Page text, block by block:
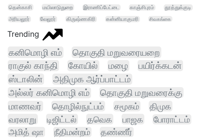
தென்காசி
மயிலாடுதுறை இராணிப்பேட்டை காஞ்சிபுரம்
தூத்துக்குடி
அரியலூர்
வேலூர் கிருஷ்ணகிரி கன்னியாகுமரி சிவகங்கை
Trending
கனிமொழி எம் தொகுதி மறுவரையறை
ராகுல் காந்தி கோயில் மழை
பயிர்க்கடன்
ஸ்டாலின்
அதிமுக ஆர்ப்பாட்டம்
அல்லர் கனிமொழி எம்
தொகுதி மறுவரைக்கு
மாணவர்
தொழில்நுட்பம் சமூகம்
திமுக
வரலாறு
டிஜிட்டல் தவெக பாஜக
போராட்டம்
அமித் ஷா
நீதிமன்றம்
தண்ணீர்